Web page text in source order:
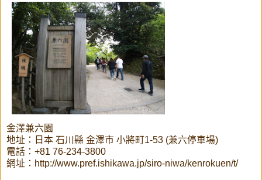
金澤兼六園
地址：日本 石川縣 金澤市 小將町1-53 (兼六停車場)
電話：+81 76-234-3800
網址：http://www.pref.ishikawa.jp/siro-niwa/kenrokuen/t/